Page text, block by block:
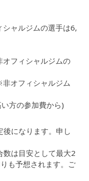
ャルジムの選手は6,
フィシャルジムの
オフィシャルジム
方の参加費から)
になります。申し
は目安として最大2
も予想されます。ご